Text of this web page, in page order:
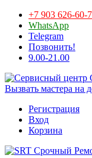
+7 903 626-60-
WhatsApp
Telegram
Позвонить!
9.00-21.00
Вызвать мастера на
Регистрация
Вход
Корзина
Срочный